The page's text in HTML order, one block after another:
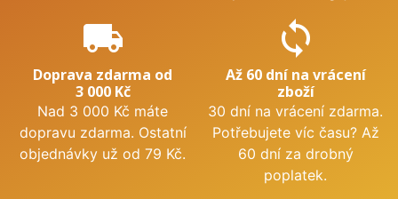
local_shipping
Doprava zdarma od
3 000 Kč
Nad 3 000 Kč máte
dopravu zdarma. Ostatní
objednávky už od 79 Kč.
sync
Až 60 dní na vrácení
zboží
30 dní na vrácení zdarma.
Potřebujete víc času? Až
60 dní za drobný
poplatek.